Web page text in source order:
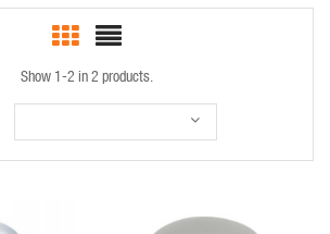
Show 1-2 in 2 products.